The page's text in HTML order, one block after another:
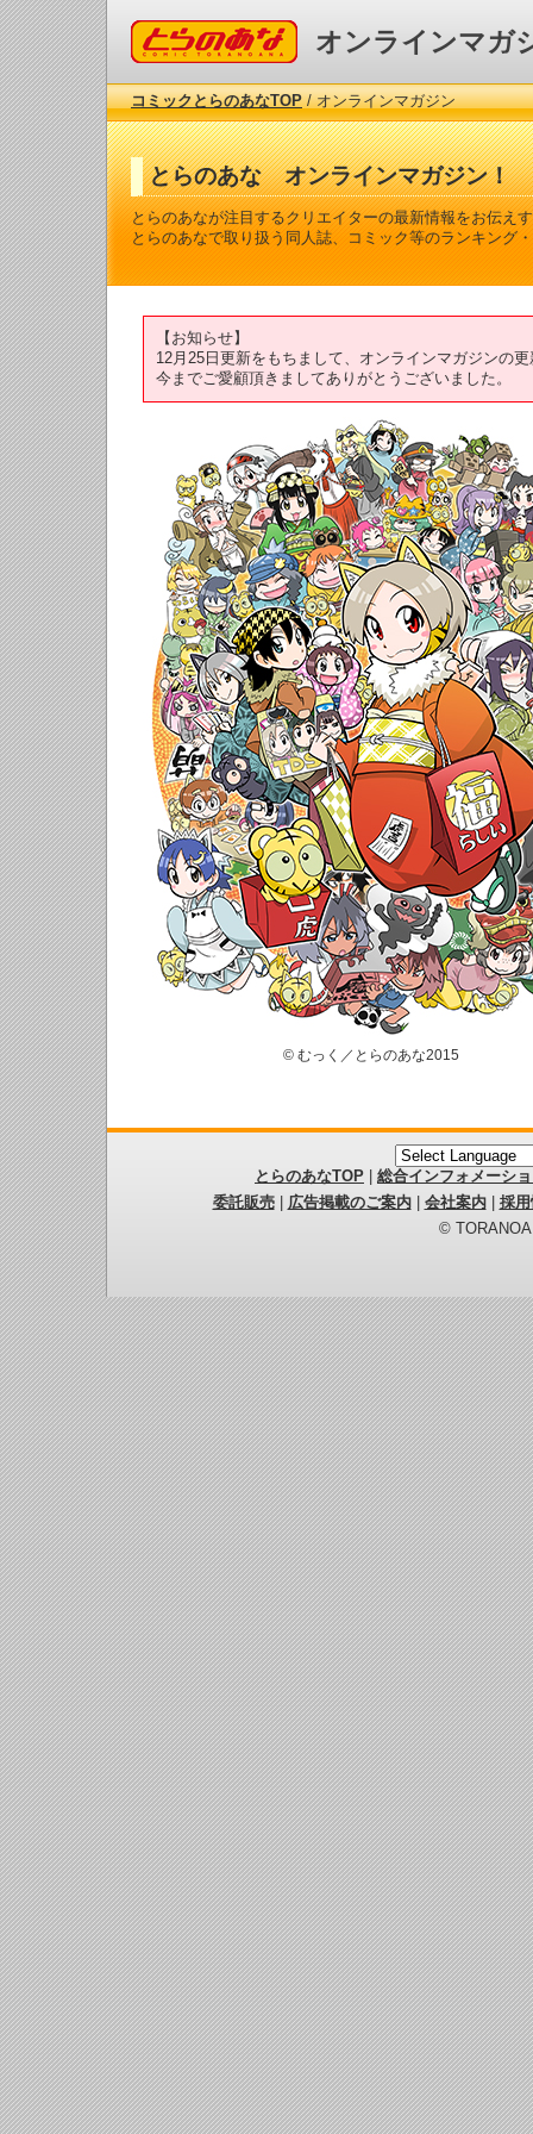
コミックとらのあな オンラインマガ
コミックとらのあなTOP/ オンラインマガジン
とらのあな オンラインマガジン！
とらのあなが注目するクリエイターの最新情報をお伝え
とらのあなで取り扱う同人誌、コミック等のランキング
【お知らせ】
12月25日更新をもちまして、オンラインマガジンの
今までご愛顧頂きましてありがとうございました。
© むっく／とらのあな2015
とらのあなTOP
総合インフォメーシ
委託販売| 広告掲載のご案内| 会社案内| 採
©